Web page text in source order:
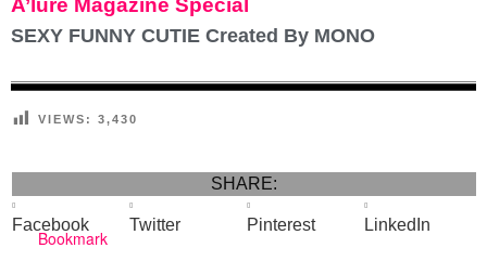
A’lure Magazine Special
SEXY FUNNY CUTIE Created By MONO
VIEWS: 3,430
SHARE:
Facebook Twitter Pinterest LinkedIn
Bookmark